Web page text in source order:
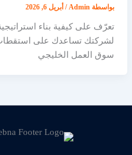
بواسطة Admin
/ أبريل 6, 2026
تعرّف على كيفية بناء
لشركتك تساعدك على
سوق العمل الخليجي